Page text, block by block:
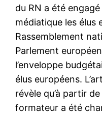
du RN a été
médiatique les élus
Rassemblement
Parlement
l’enveloppe
élus européens.
révèle qu’à partir
formateur a été